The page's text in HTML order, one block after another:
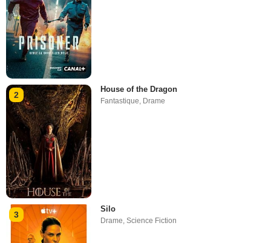
2
House of the Dragon
Fantastique Drame
3
Silo
Drame,Science Fiction